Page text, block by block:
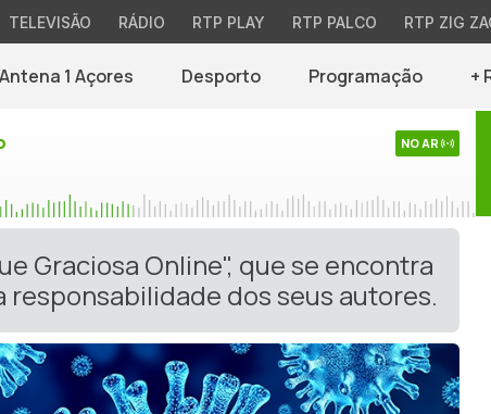
TELEVISÃO RÁDIO RTP PLAY RTP PALCO RTP ZIG
1 Açores Desporto Programação +
NO AR
Graciosa Online", que se encontra
dos seus autores.